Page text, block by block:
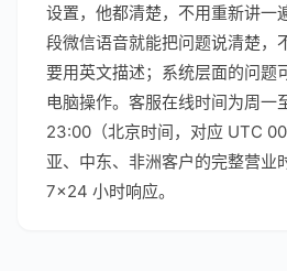
设置，他都清楚，不用重新讲一
段微信语音就能把问题说清楚，
要用英文描述；系统层面的问题
电脑操作。客服在线时间为周一
23:00（北京时间，对应 UTC
亚、中东、非洲客户的完整营业
7×24 小时响应。